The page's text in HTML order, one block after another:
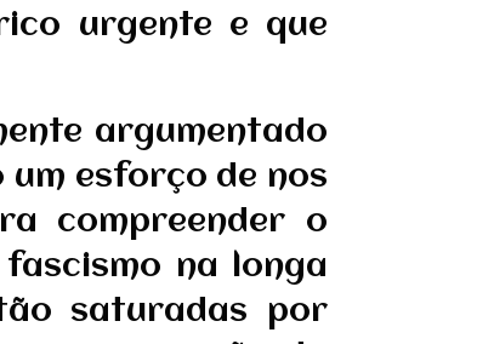
urgente e que
argumentado
um esforço de nos
compreender o
na longa
saturadas por